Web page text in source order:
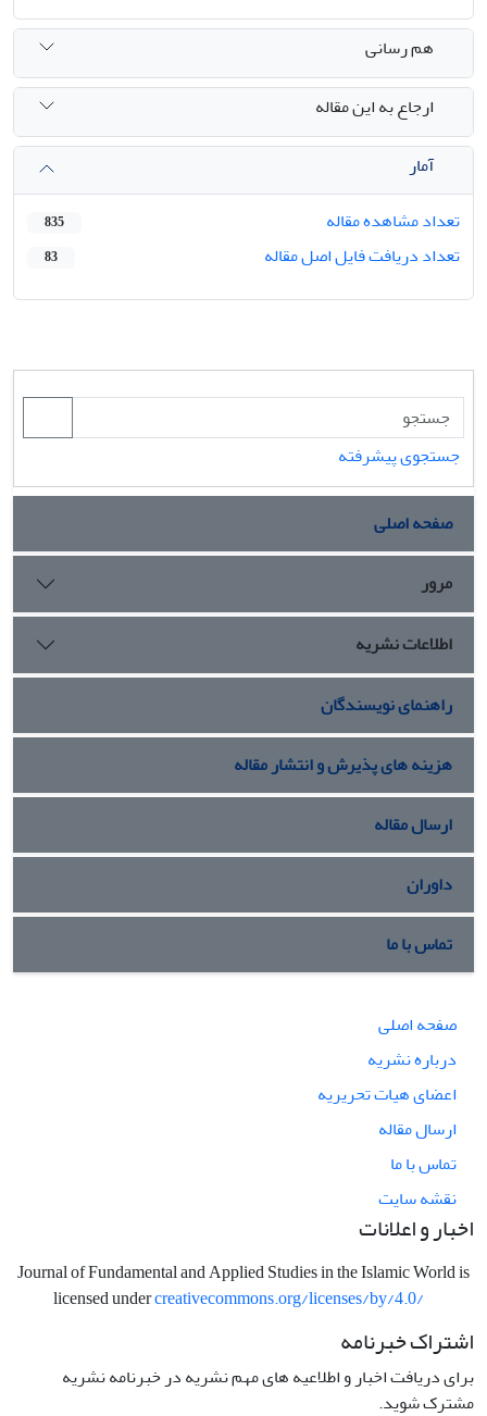
هم رسانی
ارجاع به این مقاله
آمار
تعداد مشاهده مقاله
835
تعداد دریافت فایل اصل مقاله 83
جستجوی پیشرفته
صفحه اصلی
مرور
اطلاعات نشریه
راهنمای نویسندگان
هزینه های پذیرش و انتشار مقاله
ارسال مقاله
داوران
تماس با ما
صفحه اصلی
درباره نشریه
اعضای هیات تحریریه
ارسال مقاله
تماس با ما
نقشه سایت
اخبار و اعلانات
Journal of Fundamental and Applied Studies in the Islamic World is
licensed undercreativecommons.org/licenses/by/4.0/
اشتراک خبرنامه
برای دریافت اخبار و اطلاعیه های مهم نشریه در خبرنامه نشریه
مشترک شوید.